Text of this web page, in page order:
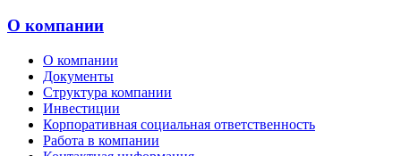
О компании
О компании
Документы
Структура компании
Инвестиции
Корпоративная социальная ответственность
Работа в компании